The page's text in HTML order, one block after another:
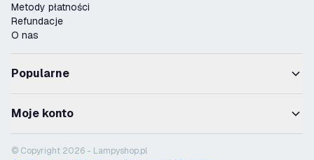
Metody płatności
Refundacje
O nas
Popularne
Moje konto
© Copyright 2026 - Lampyshop.pl